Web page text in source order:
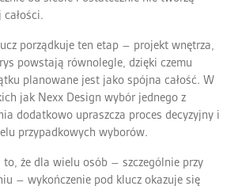
porządkuje ten etap – projekt wnętrza,
powstają równolegle, dzięki czemu
planowane jest jako spójna całość. W
jak Nexx Design wybór jednego z
dodatkowo upraszcza proces decyzyjny i
przypadkowych wyborów.
to, że dla wielu osób – szczególnie przy
– wykończenie pod klucz okazuje się